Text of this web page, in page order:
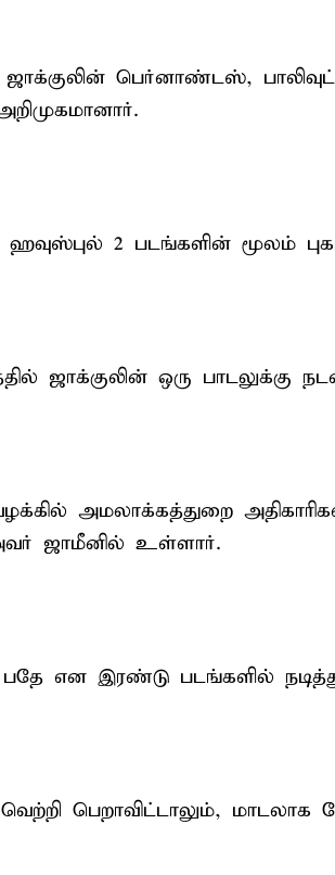
பெர்னாண்டஸ்,
2 படங்களின் மூலம்
ஜாக்குலின் ஒரு பாடலுக்கு
அமலாக்கத்துறை
ஜாமீனில் உள்ளார்.
என இரண்டு படங்களில் நடித்து
பெறாவிட்டாலும், மாடலாக